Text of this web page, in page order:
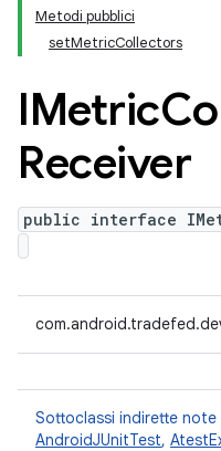
Metodi pubblici
setMetricCollectors
IMetric
Receiver
public interface
Sottoclassi indirette note
AndroidJUnitTest,